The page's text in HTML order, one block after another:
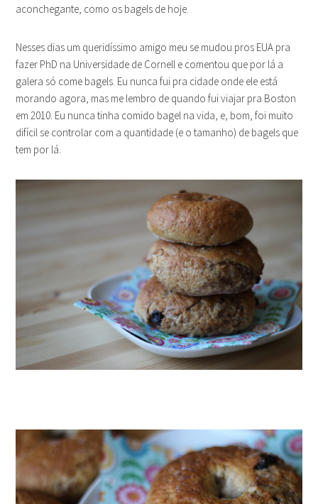
aconchegante, como os bagels de hoje.
Nesses dias um queridíssimo amigo meu se mudou pros EUA pra
fazer PhD na Universidade de Cornell e comentou que por lá a
galera só come bagels. Eu nunca fui pra cidade onde ele está
morando agora, mas me lembro de quando fui viajar pra Boston
em 2010. Eu nunca tinha comido bagel na vida, e, bom, foi muito
difícil se controlar com a quantidade (e o tamanho) de bagels que
tem por lá.